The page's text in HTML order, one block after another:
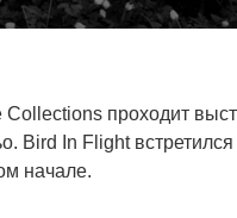
проходит
Bird In Flight
начале.